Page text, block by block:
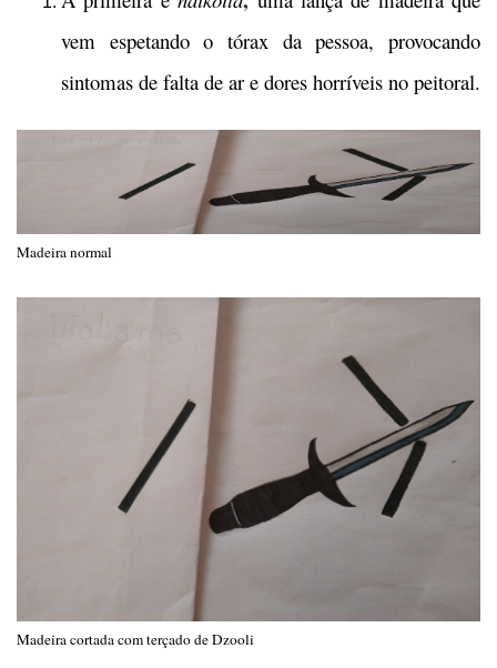
vem espetando o tórax da pessoa, provocando
sintomas de falta de ar e dores horríveis no peitoral.
Madeira normal
Madeira cortada com terçado de Dzooli